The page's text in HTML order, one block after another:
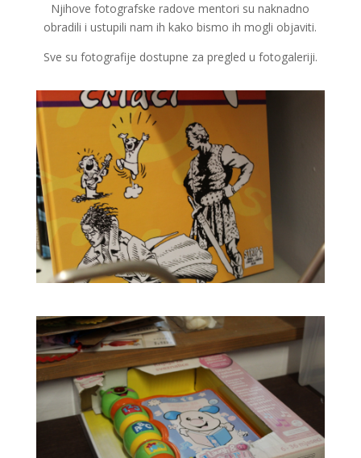
Njihove fotografske radove mentori su naknadno
obradili i ustupili nam ih kako bismo ih mogli objaviti.
Sve su fotografije dostupne za pregled u fotogaleriji.